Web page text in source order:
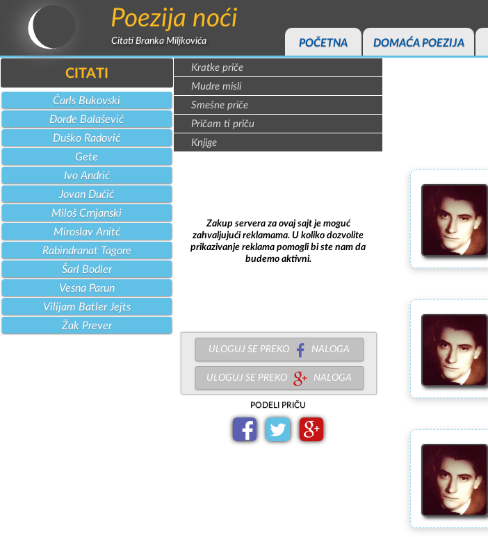
Poezija noći
POČETNA DOMAĆA POEZIJA
CITATI
Čarls Bukovski
Đorđe Balašević
Duško Radović
Gete
Ivo Andrić
Jovan Dučić
Miloš Crnjanski
Miroslav Anitć
Rabindranat Tagore
Šarl Bodler
Vesna Parun
Vilijam Batler Jejts
Žak Prever
Citati Branka Miljkovića
Kratke priče
Mudre misli
Smešne priče
Pričam ti priču
Knjige
Zakup servera za ovaj sajt je moguć
zahvaljujući reklamama. U koliko dozvolite
prikazivanje reklama pomogli bi ste nam da
budemo aktivni.
ULOGUJ SE PREKO NALOGA
ULOGUJ SE PREKO NALOGA
PODELI PRIČU